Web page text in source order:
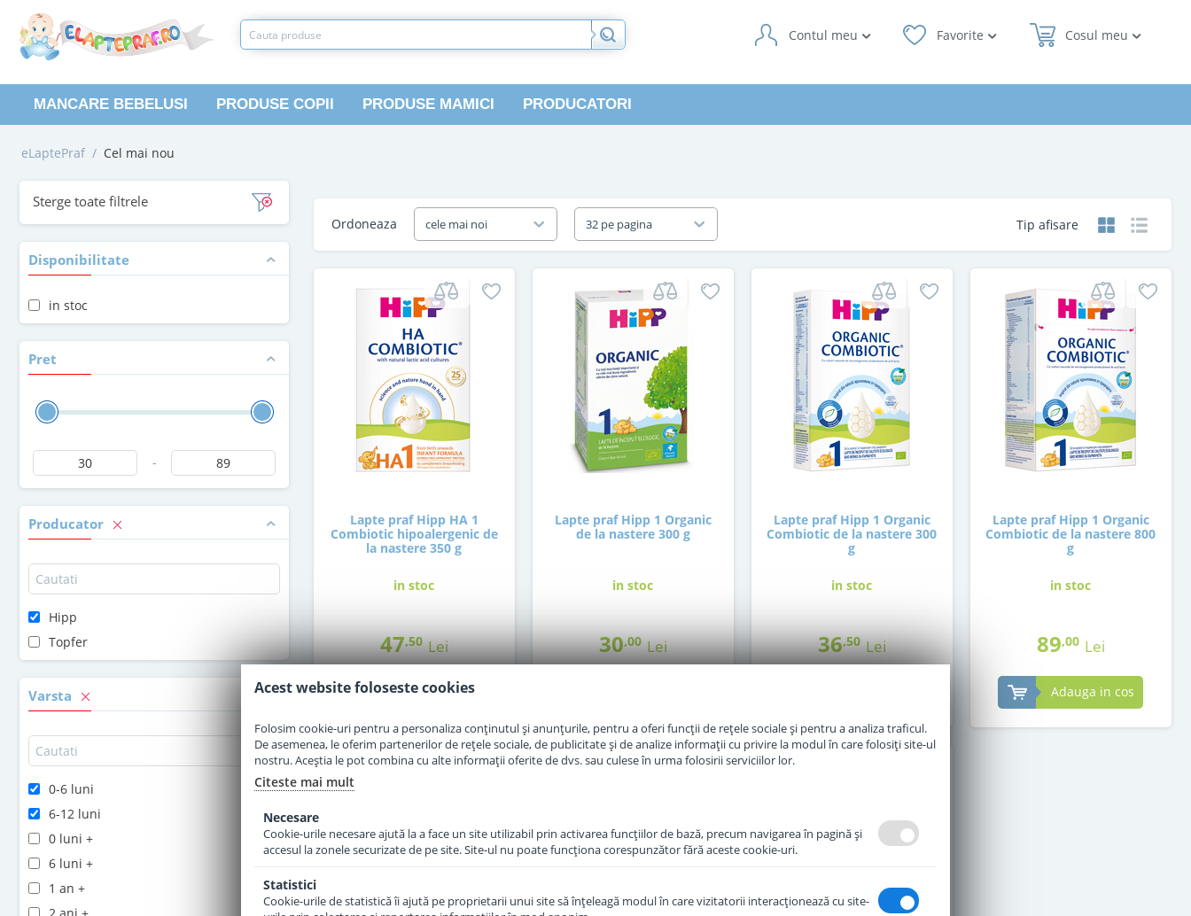
Cosul meu
Favorite
Contul meu
MANCARE BEBELUSI PRODUSE COPII PRODUSE MAMICI PRODUCATORI
eLaptePraf / Cel mai nou
Sterge toate filtrele
Disponibilitate
in stoc
Pret
-
Producator
Hipp
Topfer
Varsta
0-6 luni
6-12 luni
0 luni +
6 luni +
1 an +
Tip afisare
Ordoneaza cele mai noi 32 pe pagina
Lapte praf Hipp HA 1
Combiotic hipoalergenic de
la nastere 350 g
in stoc
47,50 Lei
Adauga in cos
Lapte praf Hipp 1 Organic
de la nastere 300 g
in stoc
30,00 Lei
Lapte praf Hipp 1 Organic
Combiotic de la nastere 300
g
in stoc
36,50 Lei
Lapte praf Hipp 1 Organic
Combiotic de la nastere 800
g
in stoc
89,00 Lei
Adauga in cos
Acest website foloseste cookies
Folosim cookie-uri pentru a personaliza conținutul și anunțurile, pentru a oferi funcții de rețele sociale și pentru a analiza traficul.
De asemenea, le oferim partenerilor de rețele sociale, de publicitate și de analize informații cu privire la modul în care folosiți site-ul
nostru. Aceștia le pot combina cu alte informații oferite de dvs. sau culese în urma folosirii serviciilor lor.
Citeste mai mult
Necesare
Cookie-urile necesare ajută la a face un site utilizabil prin activarea funcţiilor de bază, precum navigarea în pagină şi
accesul la zonele securizate de pe site. Site-ul nu poate funcţiona corespunzător fără aceste cookie-uri.
Statistici
Cookie-urile de statistică îi ajută pe proprietarii unui site să înţeleagă modul în care vizitatorii interacţionează cu site-